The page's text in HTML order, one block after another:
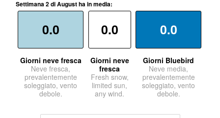
Settimana 2 di August ha in media:
0.0
Giorni neve fresca
Neve fresca,
prevalentemente
soleggiato, vento
debole.
0.0
Giorni neve
fresca
Fresh snow,
limited sun,
any wind.
0.0
Giorni Bluebird
Neve media,
prevalentemente
soleggiato, vento
debole.